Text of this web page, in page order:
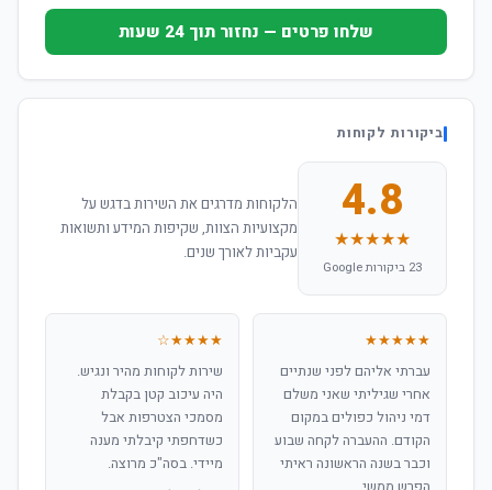
שלחו פרטים — נחזור תוך 24 שעות
ביקורות לקוחות
4.8
★★★★★
23 ביקורות Google
הלקוחות מדרגים את השירות בדגש על
מקצועיות הצוות, שקיפות המידע ותשואות
עקביות לאורך שנים.
★★★★★
עברתי אליהם לפני שנתיים
אחרי שגיליתי שאני משלם
דמי ניהול כפולים במקום
הקודם. ההעברה לקחה שבוע
וכבר בשנה הראשונה ראיתי
★★★★☆
שירות לקוחות מהיר ונגיש.
היה עיכוב קטן בקבלת
מסמכי הצטרפות אבל
כשדחפתי קיבלתי מענה
מיידי. בסה"כ מרוצה.